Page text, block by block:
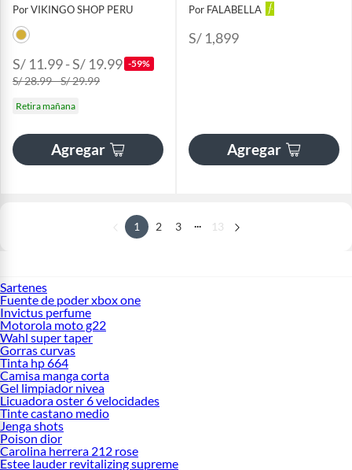
Por VIKINGO SHOP PERU
S/ 11.99 - S/ 19.99 -59%
S/ 28.99 - S/ 29.99
Retira mañana
Agregar
Por FALABELLA
S/ 1,899
Agregar
1 2 3 ... 13
Sartenes
Fuente de poder xbox one
Invictus perfume
Motorola moto g22
Wahl super taper
Gorras curvas
Tinta hp 664
Camisa manga corta
Gel limpiador nivea
Licuadora oster 6 velocidades
Tinte castano medio
Jenga shots
Poison dior
Carolina herrera 212 rose
Estee lauder revitalizing supreme